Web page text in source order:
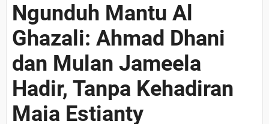
Ngunduh Mantu Al
Ghazali: Ahmad Dhani
dan Mulan Jameela
Hadir, Tanpa Kehadiran
Maia Estianty